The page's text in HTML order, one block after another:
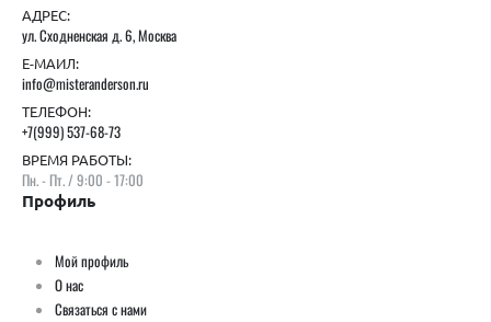
АДРЕС:
ул. Сходненская д. 6, Москва
Е-МАИЛ:
info@misteranderson.ru
ТЕЛЕФОН:
+7(999) 537-68-73
ВРЕМЯ РАБОТЫ:
Пн. - Пт. / 9:00 - 17:00
Профиль
Мой профиль
О нас
Связаться с нами